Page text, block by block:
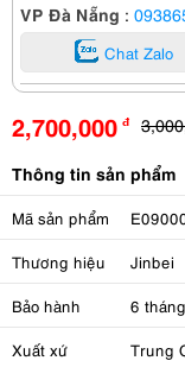
VP Đà Nẵng :
Chat Zalo
2,700,000 đ
Thông tin sản phẩm
Mã sản phẩm
Thương hiệu Jinbei
Bảo hành 6 tháng
Xuất xứ Trung